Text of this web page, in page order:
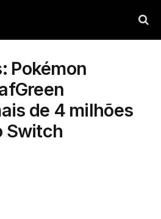
Pokémon
de 4 milhões
Switch